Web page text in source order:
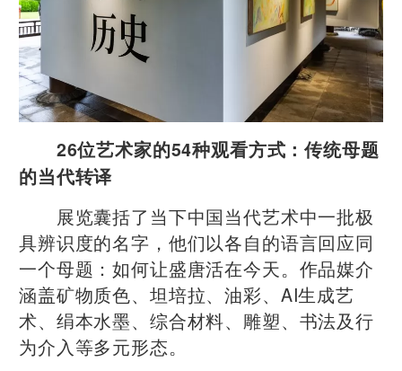
26位艺术家的54种观看方式：传统母题
的当代转译
展览囊括了当下中国当代艺术中一批极
具辨识度的名字，他们以各自的语言回应同
一个母题：如何让盛唐活在今天。作品媒介
涵盖矿物质色、坦培拉、油彩、AI生成艺
术、绢本水墨、综合材料、雕塑、书法及行
为介入等多元形态。